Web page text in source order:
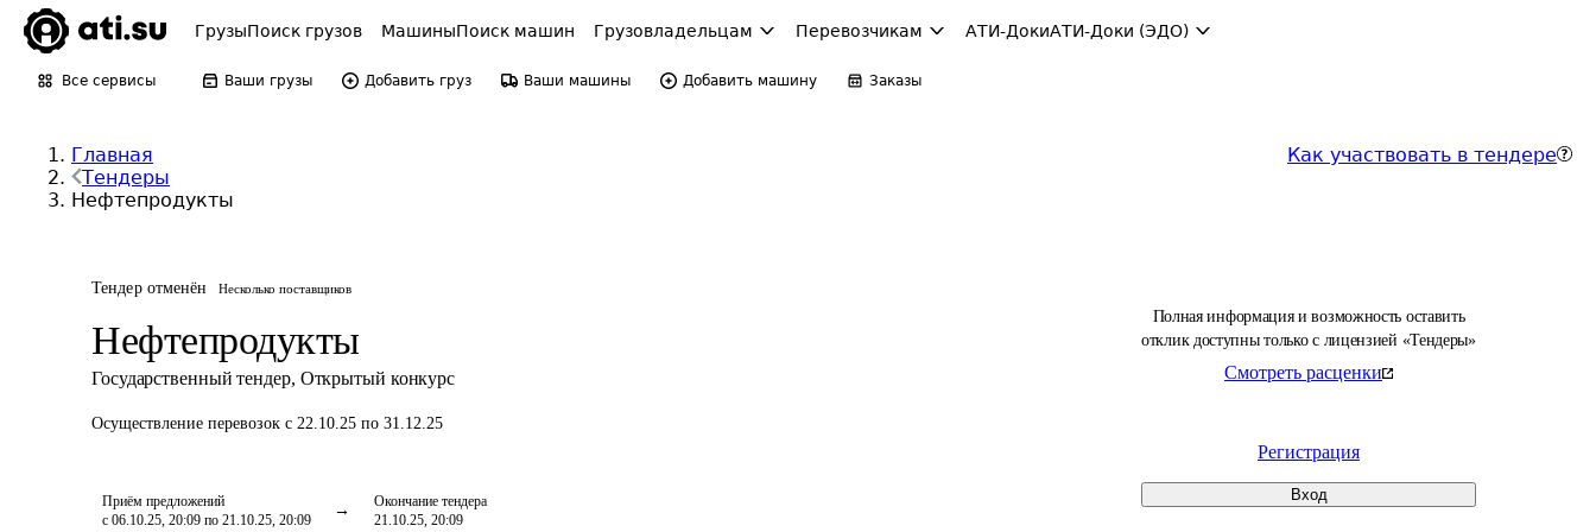
ГрузыПоиск грузов МашиныПоиск машин Грузовладельцам Перевозчикам АТИ-ДокиАТИ-Доки (ЭДО)
Все сервисы Ваши грузы Добавить груз Ваши машины Добавить машину Заказы
Главная
Тендеры
Нефтепродукты
Как участвовать в тендере
Тендер отменён Несколько поставщиков
Нефтепродукты
Государственный тендер, Открытый конкурс
Осуществление перевозок с 22.10.25 по 31.12.25
Приём предложений
с 06.10.25, 20:09 по 21.10.25, 20:09
Окончание тендера
21.10.25, 20:09
Полная информация и возможность оставить
отклик доступны только с лицензией «Тендеры»
Смотреть расценки
Регистрация
Вход